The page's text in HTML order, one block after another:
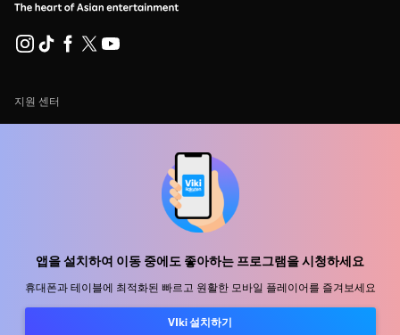
앱을 설치하여 이동 중에도 좋아하는 프로그램을 시청하세요
휴대폰과 테이블에 최적화된 빠르고 원활한 모바일 플레이어를 즐겨보세요
VIki 설치하기
지원 센터
함께 일할 식구를 모십니다
개인정보처리방침